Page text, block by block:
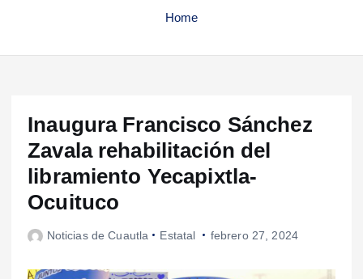
Home
Inaugura Francisco Sánchez
Zavala rehabilitación del
libramiento Yecapixtla-
Ocuituco
Noticias de Cuautla Estatal febrero 27, 2024